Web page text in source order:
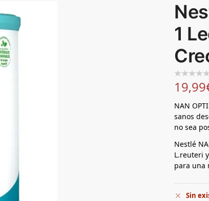
1
19,99
NAN
sanos
no sea
Nestlé
L.reuteri
para una
Sin